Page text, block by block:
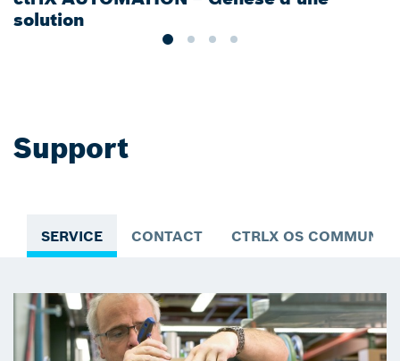
solution
Support
SERVICE CONTACT CTRLX OS